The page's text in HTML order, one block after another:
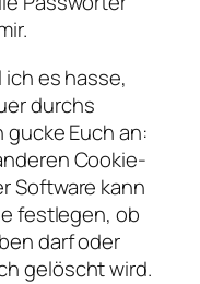
es hasse,
durchs
Euch an:
Cookie-
Software kann
festlegen, ob
darf oder
gelöscht wird.